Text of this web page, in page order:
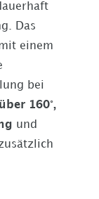
Das
einem
bei
160°,
und